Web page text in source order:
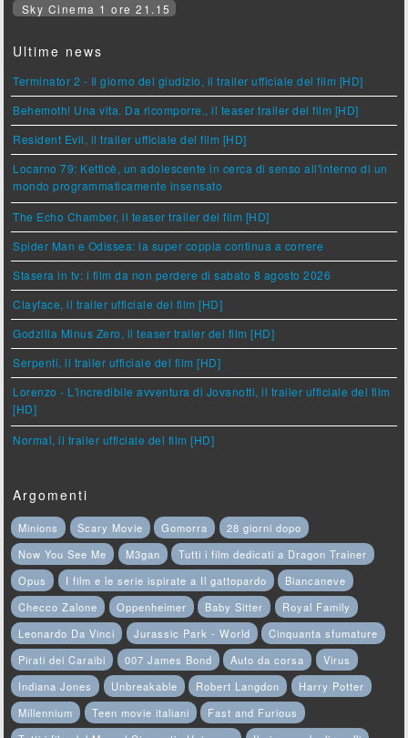
Sky Cinema 1 ore 21.15
Ultime news
Terminator 2 - Il giorno del giudizio, il trailer ufficiale del film [HD]
Behemoth! Una vita. Da ricomporre., il teaser trailer del film [HD]
Resident Evil, il trailer ufficiale del film [HD]
Locarno 79: Ketticè, un adolescente in cerca di senso all'interno di un
mondo programmaticamente insensato
The Echo Chamber, il teaser trailer del film [HD]
Spider Man e Odissea: la super coppia continua a correre
Stasera in tv: i film da non perdere di sabato 8 agosto 2026
Clayface, il trailer ufficiale del film [HD]
Godzilla Minus Zero, il teaser trailer del film [HD]
Serpenti, il trailer ufficiale del film [HD]
Lorenzo - L'incredibile avventura di Jovanotti, il trailer ufficiale del film
[HD]
Normal, il trailer ufficiale del film [HD]
Argomenti
Minions Scary Movie Gomorra
28 giorni dopo
Now You See Me
M3gan
Tutti i film dedicati a Dragon Trainer
Opus
I film e le serie ispirate a Il gattopardo
Biancaneve
Checco Zalone
Oppenheimer Baby Sitter
Royal Family
Leonardo Da Vinci
Jurassic Park - World
Cinquanta sfumature
Pirati dei Caraibi
007 James Bond Auto da corsa
Virus
Indiana Jones
Unbreakable Robert Langdon
Harry Potter
Millennium
Teen movie italiani
Fast and Furious